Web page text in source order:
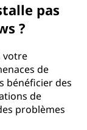
pas
?
votre
de
bénéficier des
de
problèmes